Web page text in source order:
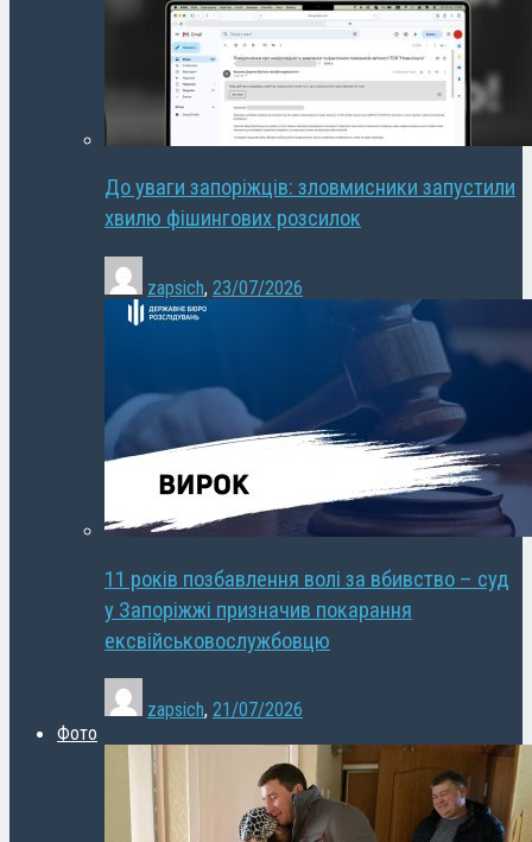
До уваги запоріжців: зловмисники запустили
хвилю фішингових розсилок
zapsich, 23/07/2026
11 років позбавлення волі за вбивство – суд
у Запоріжжі призначив покарання
ексвійськовослужбовцю
zapsich, 21/07/2026
Фото